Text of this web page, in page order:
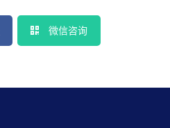
微信咨询